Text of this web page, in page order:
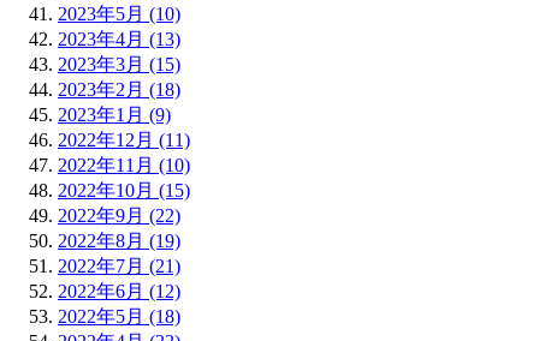
2023年5月 (10)
2023年4月 (13)
2023年3月 (15)
2023年2月 (18)
2023年1月 (9)
2022年12月 (11)
2022年11月 (10)
2022年10月 (15)
2022年9月 (22)
2022年8月 (19)
2022年7月 (21)
2022年6月 (12)
2022年5月 (18)